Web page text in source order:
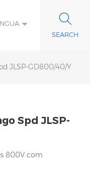
JLSP-GD800/40/Y
Spd JLSP-
800V com